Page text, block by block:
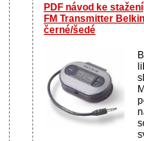
PDF návod ke stažení
FM Transmitter
černé/šedé